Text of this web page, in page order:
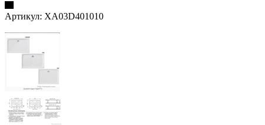
Артикул: XA03D401010